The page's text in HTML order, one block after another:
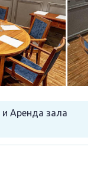
и Аренда зала